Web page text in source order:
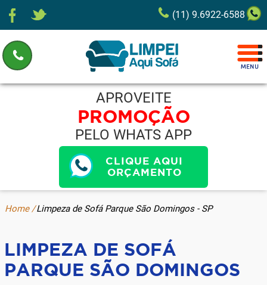
(11) 9.6922-6588
APROVEITE
PROMOÇÃO
PELO WHATS APP
CLIQUE AQUI
ORÇAMENTO
Home /Limpeza de Sofá Parque São Domingos - SP
LIMPEZA DE SOFÁ
PARQUE SÃO DOMINGOS